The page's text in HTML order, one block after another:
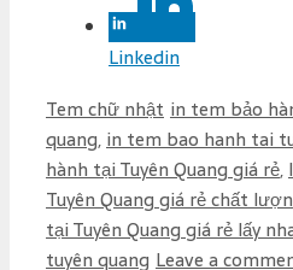
Linkedin
C
a
t
e
g
o
Tem chữ nhật T
a
g
s
in tem bảo
quang,in tem bao hanh tai
hành tại Tuyên Quang giá rẻ,
Tuyên Quang giá rẻ chất
tại Tuyên Quang giá rẻ lấy
tuyên quang Leave a